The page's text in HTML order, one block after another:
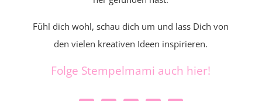
Fühl dich wohl, schau dich um und lass Dich von
den vielen kreativen Ideen inspirieren.
Folge Stempelmami auch hier!